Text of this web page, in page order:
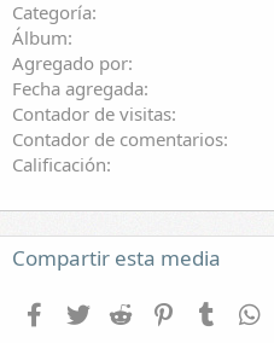
Categoría
Álbum
Agregado por
Fecha agregada
Contador de visitas
Contador de comentarios
Calificación
Compartir esta media
Facebook
Twitter Reddit PinterestTumblr